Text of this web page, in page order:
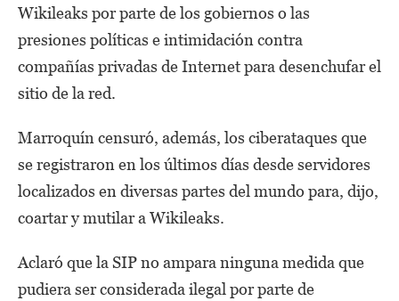
Wikileaks por parte de los gobiernos o las
presiones políticas e intimidación contra
compañías privadas de Internet para desenchufar el
sitio de la red.
Marroquín censuró, además, los ciberataques que
se registraron en los últimos días desde servidores
localizados en diversas partes del mundo para, dijo,
coartar y mutilar a Wikileaks.
Aclaró que la SIP no ampara ninguna medida que
pudiera ser considerada ilegal por parte de